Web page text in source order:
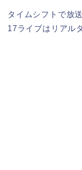
タイムシフトで放
17ライブはリアル